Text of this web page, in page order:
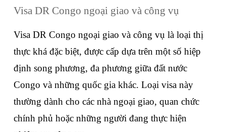
Visa DR Congo ngoại giao và công vụ
Visa DR Congo ngoại giao và công vụ là loại thị
thực khá đặc biệt, được cấp dựa trên một số hiệp
định song phương, đa phương giữa đất nước
Congo và những quốc gia khác. Loại visa này
thường dành cho các nhà ngoại giao, quan chức
chính phủ hoặc những người đang thực hiện